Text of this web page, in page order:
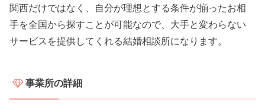
関西だけではなく、自分が理想とする条件が揃ったお相
手を全国から探すことが可能なので、大手と変わらない
サービスを提供してくれる結婚相談所になります。
事業所の詳細